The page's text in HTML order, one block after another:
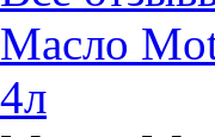
Масло
4л